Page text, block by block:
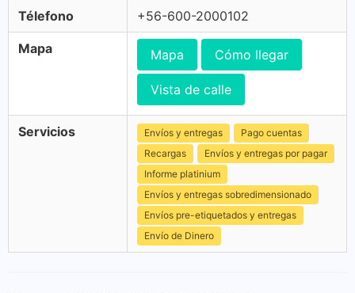
Télefono +56-600-2000102
Mapa Mapa Cómo llegar
Vista de calle
Servicios Envíos y entregas
Pago cuentas
Recargas
Envíos y entregas por pagar
Informe platinium
Envíos y entregas sobredimensionado
Envíos pre-etiquetados y entregas
Envío de Dinero